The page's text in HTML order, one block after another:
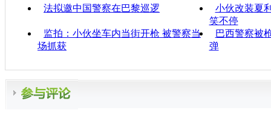
法拟邀中国警察在巴黎巡逻
小伙改装夏
笑不停
监拍：小伙坐车内当街开枪 被警察当
场抓获
巴西警察被
弹